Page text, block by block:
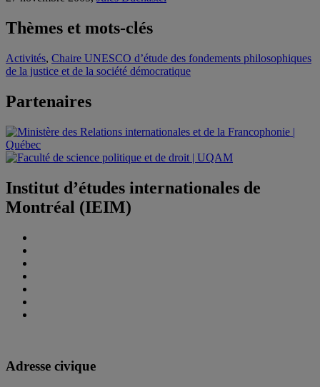
Thèmes et mots-clés
Activités, Chaire UNESCO d’étude des fondements philosophiques
de la justice et de la société démocratique
Partenaires
Institut d’études internationales de
Montréal (IEIM)
Adresse civique